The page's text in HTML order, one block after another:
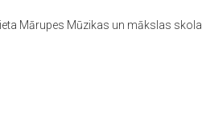
Mārupes Mūzikas un mākslas skola.